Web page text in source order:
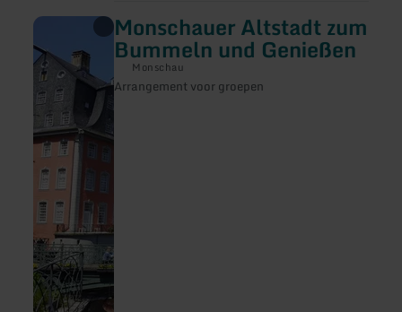
Monschauer Altstadt zum
Bummeln und Genießen
Monschau
Arrangement voor groepen
meer
over:
Monschauer
Altstadt
zum
Bummeln
und
Genießen